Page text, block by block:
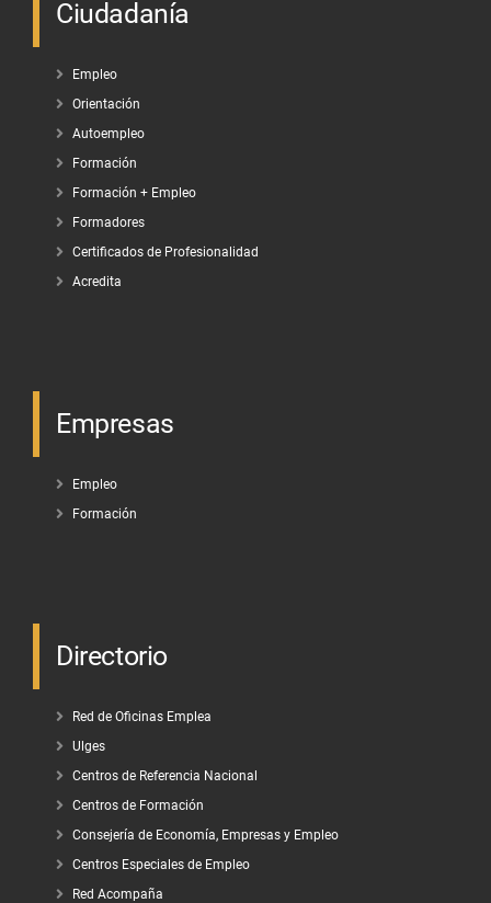
Ciudadanía
Empleo
Orientación
Autoempleo
Formación
Formación + Empleo
Formadores
Certificados de Profesionalidad
Acredita
Empresas
Empleo
Formación
Directorio
Red de Oficinas Emplea
Ulges
Centros de Referencia Nacional
Centros de Formación
Consejería de Economía, Empresas y Empleo
Centros Especiales de Empleo
Red Acompaña